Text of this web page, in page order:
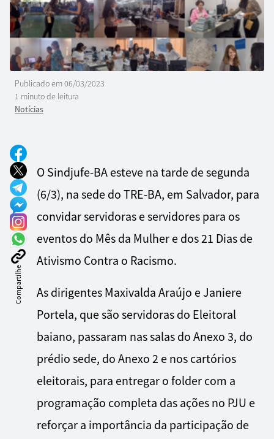
Publicado em06/03/2023
1 minuto de leitura
Notícias
Compartilhe
O Sindjufe-BA esteve na tarde de segunda
(6/3), na sede do TRE-BA, em Salvador, para
convidar servidoras e servidores para os
eventos do Mês da Mulher e dos 21 Dias de
Ativismo Contra o Racismo.
As dirigentes Maxivalda Araújo e Janiere
Portela, que são servidoras do Eleitoral
baiano, passaram nas salas do Anexo 3, do
prédio sede, do Anexo 2 e nos cartórios
eleitorais, para entregar o folder com a
programação completa das ações no PJU e
reforçar a importância da participação de